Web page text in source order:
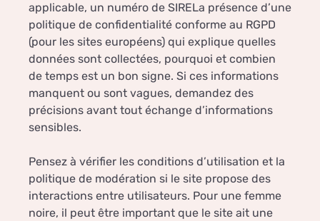
applicable, un numéro de SIRELa présence d’une
politique de confidentialité conforme au RGPD
(pour les sites européens) qui explique quelles
données sont collectées, pourquoi et combien
de temps est un bon signe. Si ces informations
manquent ou sont vagues, demandez des
précisions avant tout échange d’informations
sensibles.
Pensez à vérifier les conditions d’utilisation et la
politique de modération si le site propose des
interactions entre utilisateurs. Pour une femme
noire, il peut être important que le site ait une